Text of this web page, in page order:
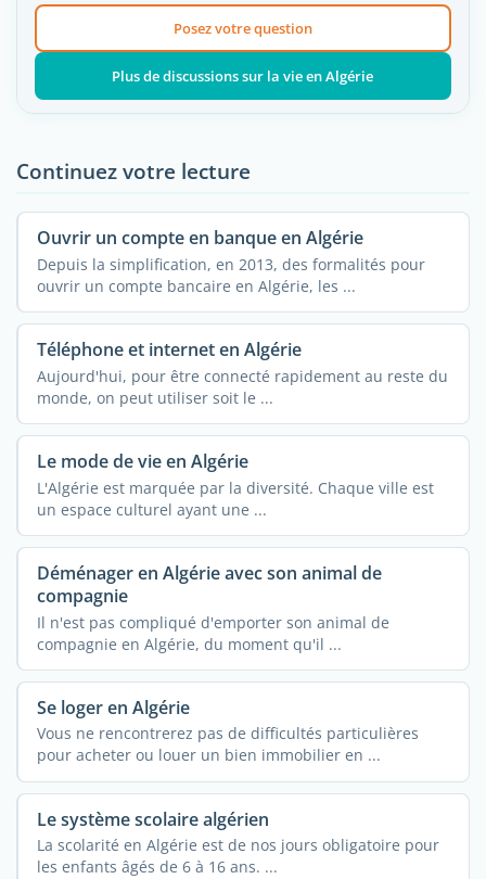
Posez votre question
Plus de discussions sur la vie en Algérie
Continuez votre lecture
Ouvrir un compte en banque en Algérie
Depuis la simplification, en 2013, des formalités pour
ouvrir un compte bancaire en Algérie, les ...
Téléphone et internet en Algérie
Aujourd'hui, pour être connecté rapidement au reste du
monde, on peut utiliser soit le ...
Le mode de vie en Algérie
L'Algérie est marquée par la diversité. Chaque ville est
un espace culturel ayant une ...
Déménager en Algérie avec son animal de
compagnie
Il n'est pas compliqué d'emporter son animal de
compagnie en Algérie, du moment qu'il ...
Se loger en Algérie
Vous ne rencontrerez pas de difficultés particulières
pour acheter ou louer un bien immobilier en ...
Le système scolaire algérien
La scolarité en Algérie est de nos jours obligatoire pour
les enfants âgés de 6 à 16 ans. ...